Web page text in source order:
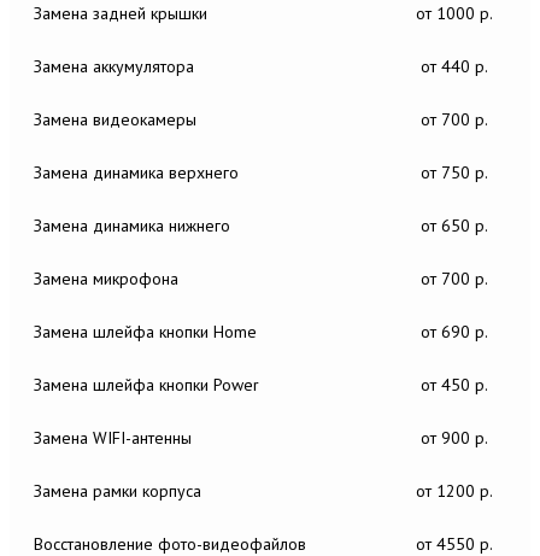
Замена задней крышки от 1000 р.
Замена аккумулятора от 440 р.
Замена видеокамеры от 700 р.
Замена динамика верхнего от 750 р.
Замена динамика нижнего от 650 р.
Замена микрофона от 700 р.
Замена шлейфа кнопки Home от 690 р.
Замена шлейфа кнопки Power от 450 р.
Замена WIFI-антенны от 900 р.
Замена рамки корпуса от 1200 р.
Восстановление фото-видеофайлов от 4550 р.